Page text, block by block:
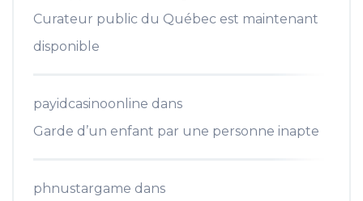
Curateur public du Québec est maintenant
disponible
payidcasinoonline dans
Garde d’un enfant par une personne inapte
phnustargame dans